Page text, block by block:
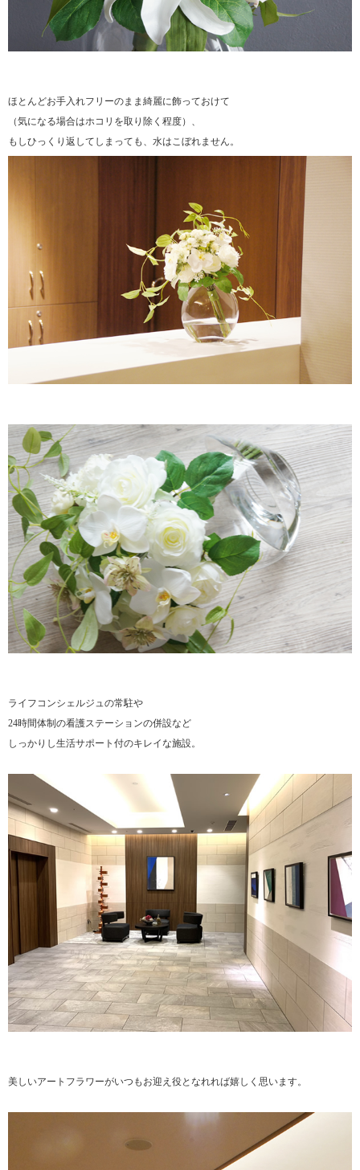
ほとんどお手入れフリーのまま綺麗に飾っておけて
（気になる場合はホコリを取り除く程度）、
もしひっくり返してしまっても、水はこぼれません。
ライフコンシェルジュの常駐や
24時間体制の看護ステーションの併設など
しっかりし生活サポート付のキレイな施設。
美しいアートフラワーがいつもお迎え役となれれば嬉しく思います。